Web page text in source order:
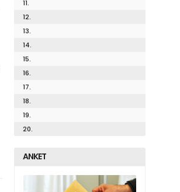
11.
12.
13.
14.
15.
16.
17.
18.
19.
20.
ANKET